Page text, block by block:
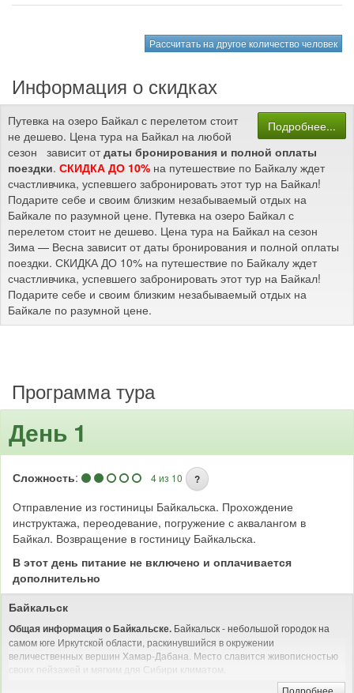
Рассчитать на другое количество человек
Информация о скидках
Подробнее...
Путевка на озеро Байкал с перелетом стоит
не дешево. Цена тура на Байкал на любой
сезон зависит отдаты бронирования и полной оплаты
поездки. СКИДКА ДО 10% на путешествие по Байкалу ждет
счастливчика, успевшего забронировать этот тур на Байкал!
Подарите себе и своим близким незабываемый отдых на
Байкале по разумной цене. Путевка на озеро Байкал с
перелетом стоит не дешево. Цена тура на Байкал на сезон
Зима — Весна зависит от даты бронирования и полной оплаты
поездки. СКИДКА ДО 10% на путешествие по Байкалу ждет
счастливчика, успевшего забронировать этот тур на Байкал!
Подарите себе и своим близким незабываемый отдых на
Байкале по разумной цене.
Программа тура
День 1
Сложность: 4 из 10 ?
Отправление из гостиницы Байкальска. Прохождение
инструктажа, переодевание, погружение с аквалангом в
Байкал. Возвращение в гостиницу Байкальска.
В этот день питание не включено и оплачивается
дополнительно
Байкальск
Общая информация о Байкальске. Байкальск - небольшой городок на
самом юге Иркутской области, раскинувшийся в окружении
величественных вершин Хамар-Дабана. Место славится живописностью
своих пейзажей и мягким для Сибири климатом.
Подробнее...